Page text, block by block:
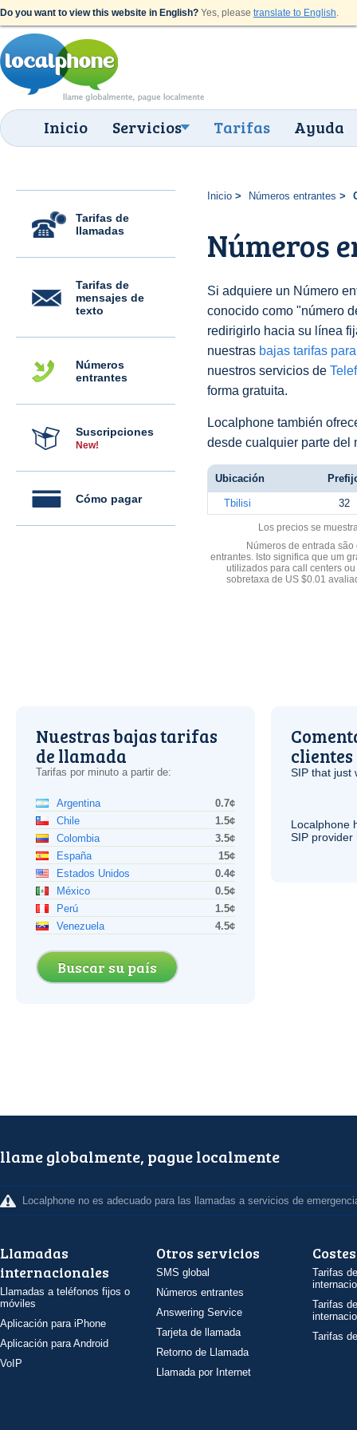
Do you want to view this website in English? Yes, please translate to English.
Inicio Servicios Tarifas Ayuda
Tarifas de
llamadas
Tarifas de
mensajes de
texto
Números
entrantes
Suscripciones
New!
Cómo pagar
Inicio Números entrantes
Números
Si adquiere un Número
conocido como "número
redirigirlo hacia su línea
nuestras bajas tarifas
nuestros servicios de
forma gratuita.
Localphone también
desde cualquier parte del
Ubicación
Tbilisi 32
Los precios se
Números de entrada
entrantes. Isto significa que um
utilizados para call centers
sobretaxa de US $0.01
Nuestras bajas tarifas
de llamada
Tarifas por minuto a partir de:
Argentina
0.7¢
Chile
1.5¢
Colombia
3.5¢
España
15¢
Estados Unidos
0.4¢
México
0.5¢
Perú
1.5¢
Venezuela
4.5¢
Buscar su país
clientes
SIP that just
Localphone
SIP provider
llame globalmente, pague localmente
Localphone no es adecuado para las llamadas a servicios de
Llamadas
internacionales
Llamadas a teléfonos fijos o
móviles
Aplicación para iPhone
Aplicación para Android
VoIP
Otros servicios
SMS global
Números entrantes
Answering Service
Tarjeta de llamada
Retorno de Llamada
Llamada por Internet
Costes
Tarifas
Tarifas
Tarifas